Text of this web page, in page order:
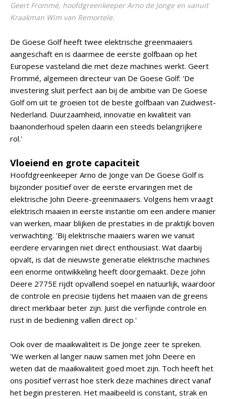
Geert Frommé, hoofdgreenkeeper Arno de Jonge en vanuit
Kraakman Wim van Remortele.
De Goese Golf heeft twee elektrische greenmaaiers
aangeschaft en is daarmee de eerste golfbaan op het
Europese vasteland die met deze machines werkt. Geert
Frommé, algemeen directeur van De Goese Golf: 'De
investering sluit perfect aan bij de ambitie van De Goese
Golf om uit te groeien tot de beste golfbaan van Zuidwest-
Nederland. Duurzaamheid, innovatie en kwaliteit van
baanonderhoud spelen daarin een steeds belangrijkere
rol.'
Vloeiend en grote capaciteit
Hoofdgreenkeeper Arno de Jonge van De Goese Golf is
bijzonder positief over de eerste ervaringen met de
elektrische John Deere-greenmaaiers. Volgens hem vraagt
elektrisch maaien in eerste instantie om een andere manier
van werken, maar blijken de prestaties in de praktijk boven
verwachting. 'Bij elektrische maaiers waren we vanuit
eerdere ervaringen niet direct enthousiast. Wat daarbij
opvalt, is dat de nieuwste generatie elektrische machines
een enorme ontwikkeling heeft doorgemaakt. Deze John
Deere 2775E rijdt opvallend soepel en natuurlijk, waardoor
de controle en precisie tijdens het maaien van de greens
direct merkbaar beter zijn. Juist die verfijnde controle en
rust in de bediening vallen direct op.'
Ook over de maaikwaliteit is De Jonge zeer te spreken.
'We werken al langer nauw samen met John Deere en
weten dat de maaikwaliteit goed moet zijn. Toch heeft het
ons positief verrast hoe sterk deze machines direct vanaf
het begin presteren. Het maaibeeld is constant, strak en